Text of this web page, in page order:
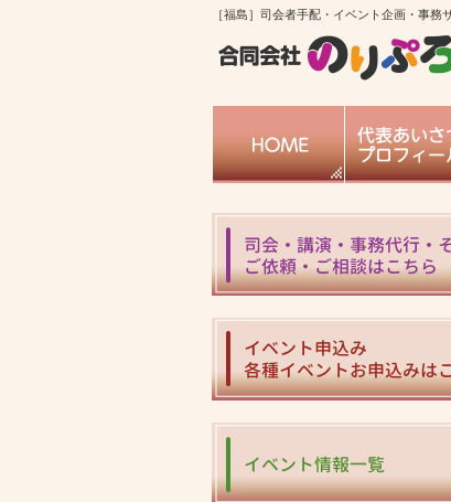
［福島］司会者手配・イベント企画・事